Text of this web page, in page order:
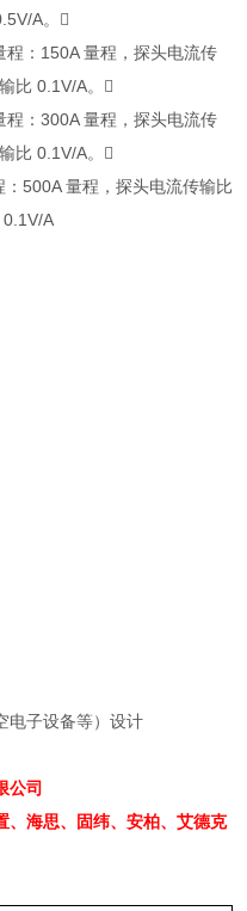
A。 
： 150A量程，探头电流传
比 0.1V/A。 
程：300A量程，探头电流传
比 0.1V/A。 
：500A量程，探头电流传输比
0.1V/A
电子设备等）设计
公司
、海思、固纬、安柏、艾德克